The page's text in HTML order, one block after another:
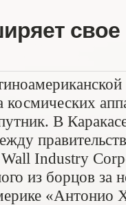
свое
космических
В
Industry
из борцов за
«Антонио